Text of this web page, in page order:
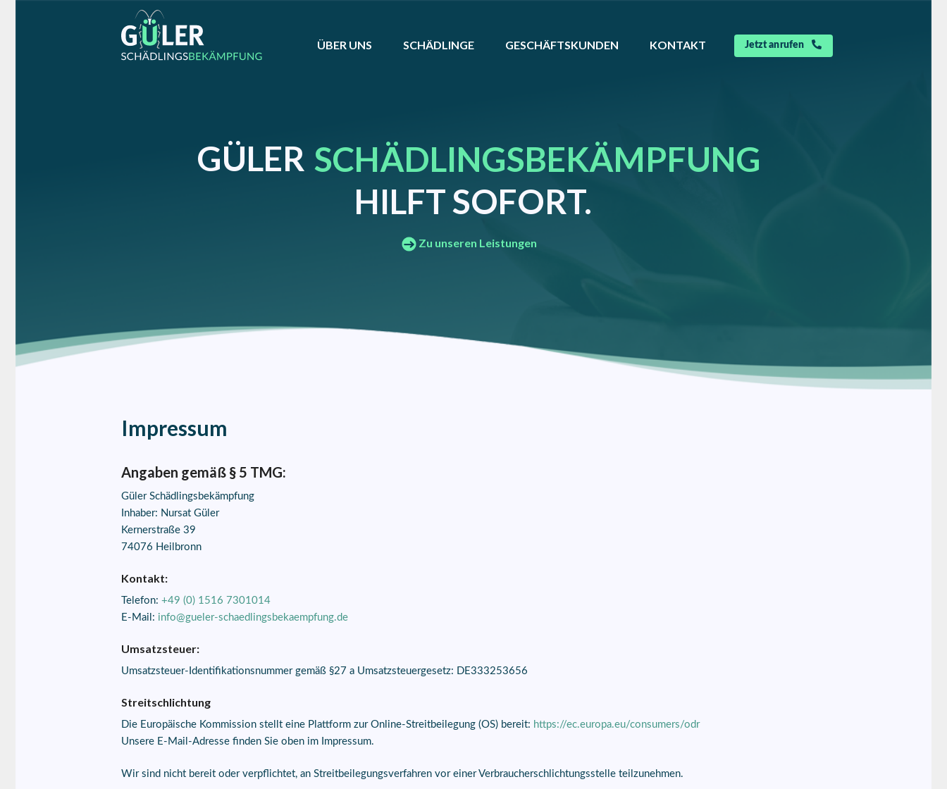
ÜBER UNS SCHÄDLINGE GESCHÄFTSKUNDEN KONTAKT Jetzt anrufen
Zu unseren Leistungen
GÜLER SCHÄDLINGSBEKÄMPFUNG
HILFT SOFORT.
Impressum
Angaben gemäß § 5 TMG:
Güler Schädlingsbekämpfung
Inhaber: Nursat Güler
Kernerstraße 39
74076 Heilbronn
Kontakt:
Telefon: +49 (0) 1516 7301014
E-Mail: info@gueler-schaedlingsbekaempfung.de
Umsatzsteuer:
Umsatzsteuer-Identifikationsnummer gemäß §27 a Umsatzsteuergesetz: DE333253656
Streitschlichtung
Die Europäische Kommission stellt eine Plattform zur Online-Streitbeilegung (OS) bereit: https://ec.europa.eu/consumers/odr
Unsere E-Mail-Adresse finden Sie oben im Impressum.
Wir sind nicht bereit oder verpflichtet, an Streitbeilegungsverfahren vor einer Verbraucherschlichtungsstelle teilzunehmen.